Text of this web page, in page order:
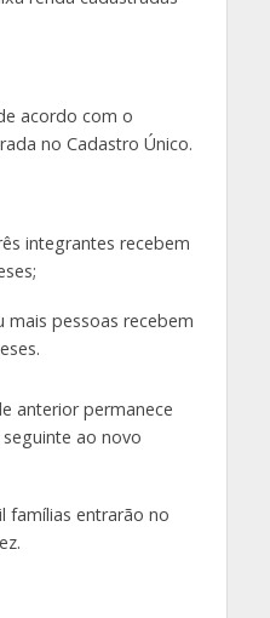
acordo com o
no Cadastro Único.
integrantes recebem
pessoas recebem
anterior permanece
ao novo
famílias entrarão no